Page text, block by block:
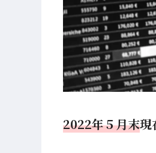
2022年５月末現